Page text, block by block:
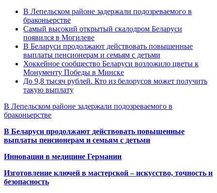
В Лепельском районе задержали подозреваемого в
браконьерстве
Самый высокий открытый скалодром Беларуси
появился в Могилеве
В Беларуси продолжают действовать повышенные
выплаты пенсионерам и семьям с детьми
Хоккейное сообщество Беларуси возложило цветы к
Монументу Победы в Минске
До 9,8 тысяч рублей. Кто из белорусов может получить
такую выплату
В Лепельском районе задержали подозреваемого в
браконьерстве
В Беларуси продолжают действовать повышенные
выплаты пенсионерам и семьям с детьми
Инновации в медицине Германии
Изготовление ключей в мастерской – искусство, точность и
безопасность